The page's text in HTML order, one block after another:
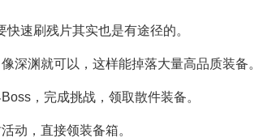
速刷残片其实也是有途径的。
渊就可以，这样能掉落大量高品质装备。
，完成挑战，领取散件装备。
，直接领装备箱。